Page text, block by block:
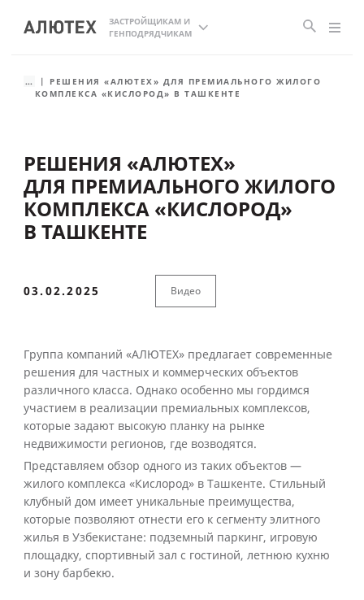
ЗАСТРОЙЩИКАМ И
ГЕНПОДРЯДЧИКАМ
...
РЕШЕНИЯ «АЛЮТЕХ» ДЛЯ ПРЕМИАЛЬНОГО ЖИЛОГО
КОМПЛЕКСА «КИСЛОРОД» В ТАШКЕНТЕ
РЕШЕНИЯ «АЛЮТЕХ»
ДЛЯ ПРЕМИАЛЬНОГО ЖИЛОГО
КОМПЛЕКСА «КИСЛОРОД»
В ТАШКЕНТЕ
03.02.2025 Видео
Группа компаний «АЛЮТЕХ» предлагает современные
решения для частных и коммерческих объектов
различного класса. Однако особенно мы гордимся
участием в реализации премиальных комплексов,
которые задают высокую планку на рынке
недвижимости регионов, где возводятся.
Представляем обзор одного из таких объектов —
жилого комплекса «Кислород» в Ташкенте. Стильный
клубный дом имеет уникальные преимущества,
которые позволяют отнести его к сегменту элитного
жилья в Узбекистане: подземный паркинг, игровую
площадку, спортивный зал с гостиной, летнюю кухню
и зону барбекю.